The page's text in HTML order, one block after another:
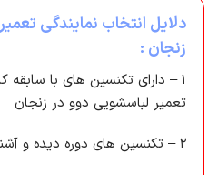
دلایل انتخاب نمایندگی
زنجان :
تعمیر لباسشویی دوو در زنجان
۲ – تکنسین های دوره دیده و آشنا به زبان